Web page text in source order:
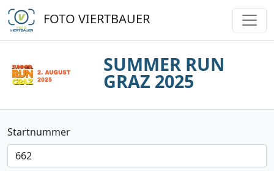
FOTO VIERTBAUER
SUMMER RUN
GRAZ 2025
Startnummer